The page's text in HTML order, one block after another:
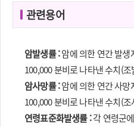
관련용어
암발생률 :암에 의한 연간 발
100,000 분비로 나타낸 수치(
암사망률 :암에 의한 연간 사
100,000 분비로 나타낸 수치(
연령표준화발생률 :각 연령군